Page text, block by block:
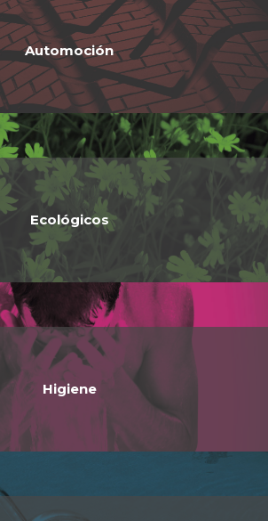
Automoción
Ecológicos
Higiene